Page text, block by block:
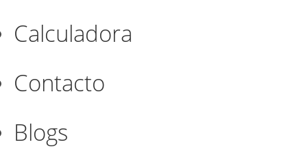
Calculadora
Contacto
Blogs